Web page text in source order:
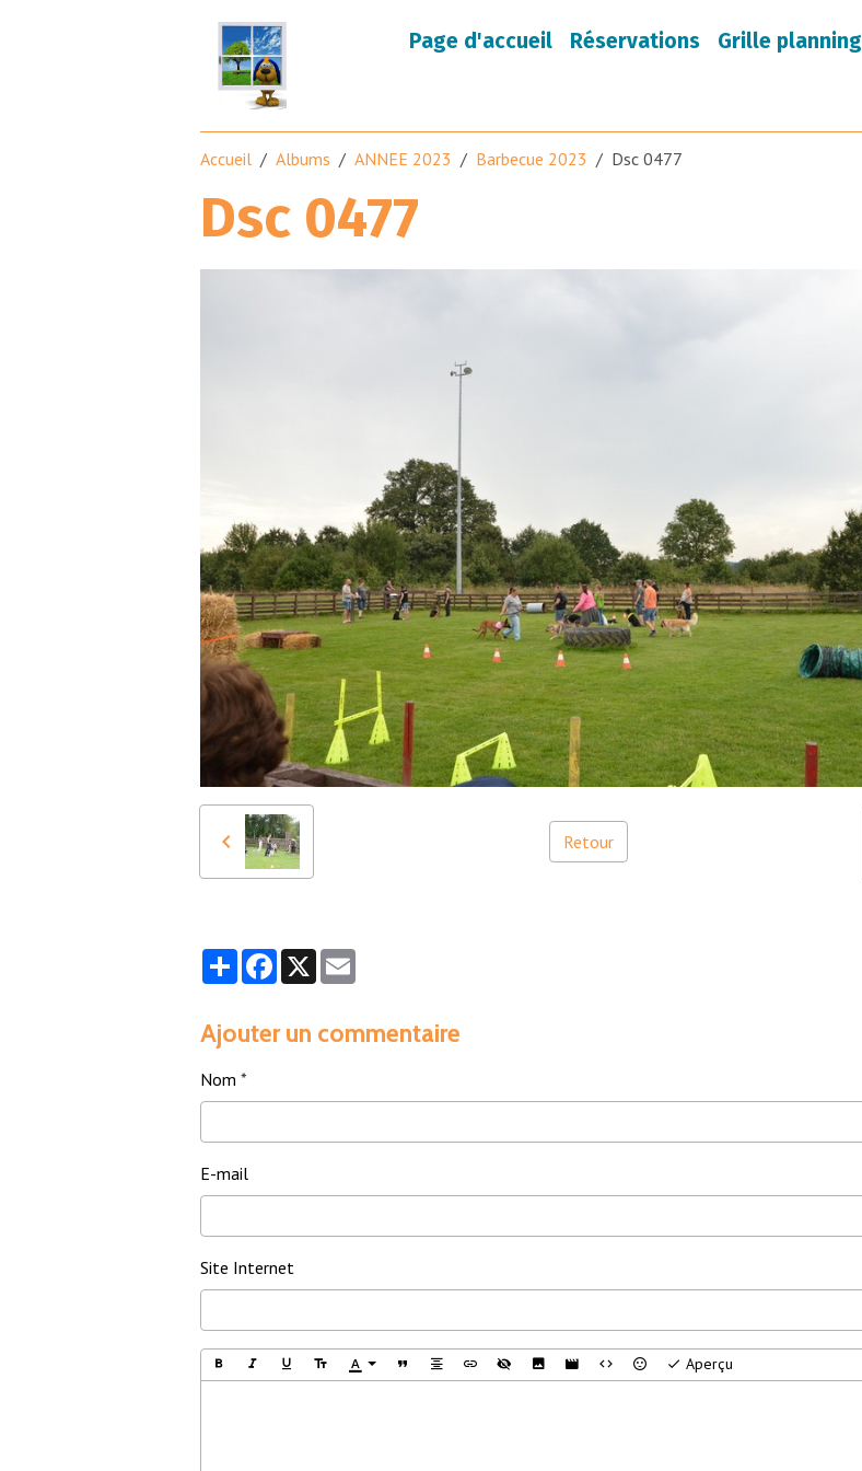
Page d'accueil Réservations Grille planning
Accueil Albums ANNEE 2023 Barbecue 2023 Dsc 0477
Dsc 0477
Retour
PartagerFacebook
X
Ajouter un commentaire
Nom
E-mail
Site Internet
Aperçu